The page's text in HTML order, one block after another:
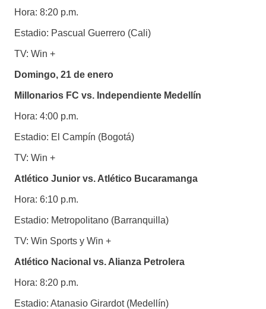
Hora: 8:20 p.m.
Estadio: Pascual Guerrero (Cali)
TV: Win +
Domingo, 21 de enero
Millonarios FC vs. Independiente Medellín
Hora: 4:00 p.m.
Estadio: El Campín (Bogotá)
TV: Win +
Atlético Junior vs. Atlético Bucaramanga
Hora: 6:10 p.m.
Estadio: Metropolitano (Barranquilla)
TV: Win Sports y Win +
Atlético Nacional vs. Alianza Petrolera
Hora: 8:20 p.m.
Estadio: Atanasio Girardot (Medellín)